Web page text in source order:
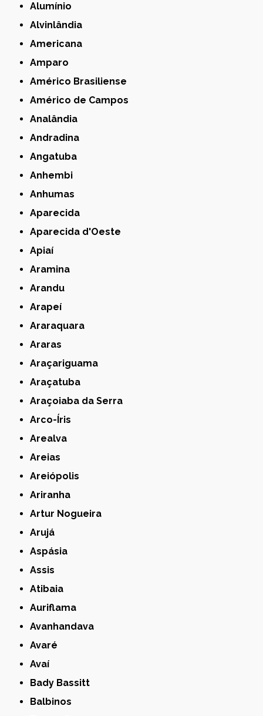
Alumínio
Alvinlândia
Americana
Amparo
Américo Brasiliense
Américo de Campos
Analândia
Andradina
Angatuba
Anhembi
Anhumas
Aparecida
Aparecida d'Oeste
Apiaí
Aramina
Arandu
Arapeí
Araraquara
Araras
Araçariguama
Araçatuba
Araçoiaba da Serra
Arco-Íris
Arealva
Areias
Areiópolis
Ariranha
Artur Nogueira
Arujá
Aspásia
Assis
Atibaia
Auriflama
Avanhandava
Avaré
Avaí
Bady Bassitt
Balbinos